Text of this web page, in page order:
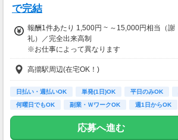
で完結
報酬1件あたり 1,500円 ~ ～15,000円相当（謝
礼）／完全出来高制
※お仕事によって異なります
※アンケート回答後、内容確認・承認を経て謝
礼をお支払いします
【お仕事の一例】
◆ 美容サプリのお試しモニター
キレイになりながらポイントがもらえる、人気
高擶駅周辺(在宅OK！)
日払い・週払いOK 単発(1日)OK 平日のみOK
何曜日でもOK
副業・ＷワークOK 週1日からOK
大学生歓迎
応募へ進む